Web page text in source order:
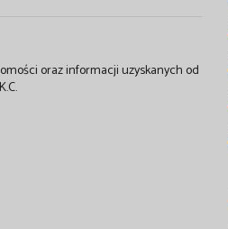
oraz informacji uzyskanych od